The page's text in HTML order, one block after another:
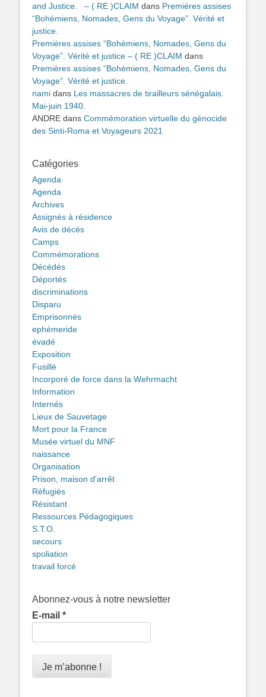
and Justice. – ( RE )CLAIM dans Premières assises
“Bohémiens, Nomades, Gens du Voyage”. Vérité et
justice.
Premières assises “Bohémiens, Nomades, Gens du
Voyage”. Vérité et justice – ( RE )CLAIM dans
Premières assises “Bohémiens, Nomades, Gens du
Voyage”. Vérité et justice.
nami dans Les massacres de tirailleurs sénégalais.
Mai-juin 1940.
ANDRE dans Commémoration virtuelle du génocide
des Sinti-Roma et Voyageurs 2021
Catégories
Agenda
Agenda
Archives
Assignés à résidence
Avis de décès
Camps
Commémorations
Décédés
Déportés
discriminations
Disparu
Emprisonnés
ephémeride
évadé
Exposition
Fusillé
Incorporé de force dans la Wehrmacht
Information
Internés
Lieux de Sauvetage
Mort pour la France
Musée virtuel du MNF
naissance
Organisation
Prison, maison d'arrêt
Réfugiés
Résistant
Ressources Pédagogiques
S.T.O.
secours
spoliation
travail forcé
Abonnez-vous à notre newsletter
E-mail *